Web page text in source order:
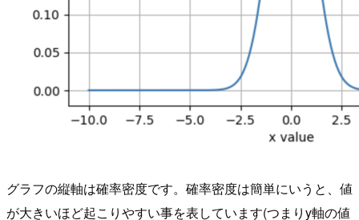
グラフの縦軸は確率密度です。確率密度は簡単にいうと、値
が大きいほど起こりやすい事を表しています(つまりy軸の値